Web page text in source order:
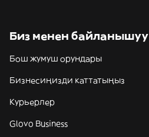
Биз менен байланышуу
Бош жумуш орундары
Бизнесиңизди каттатыңыз
Курьерлер
Glovo Business